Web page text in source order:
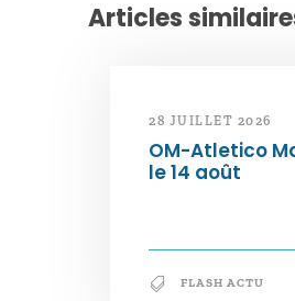
Articles
28 JUILLET 2026
OM-Atletico
le 14 août
FLASH ACTU